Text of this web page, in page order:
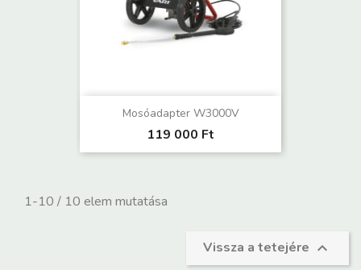
Mosóadapter W3000V
119 000 Ft
1-10 / 10 elem mutatása
Vissza a tetejére 